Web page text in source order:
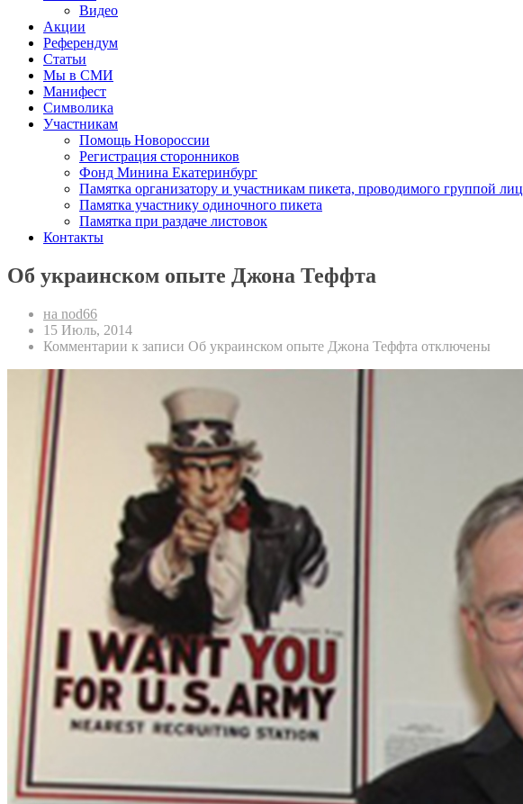
Видео
Акции
Референдум
Статьи
Мы в СМИ
Манифест
Символика
Участникам
Помощь Новороссии
Регистрация сторонников
Фонд Минина Екатеринбург
Памятка организатору и участникам пикета, проводимого группой лиц
Памятка участнику одиночного пикета
Памятка при раздаче листовок
Контакты
Об украинском опыте Джона Теффта
на nod66
15 Июль, 2014
Комментарии к записи Об украинском опыте Джона Теффта отключены